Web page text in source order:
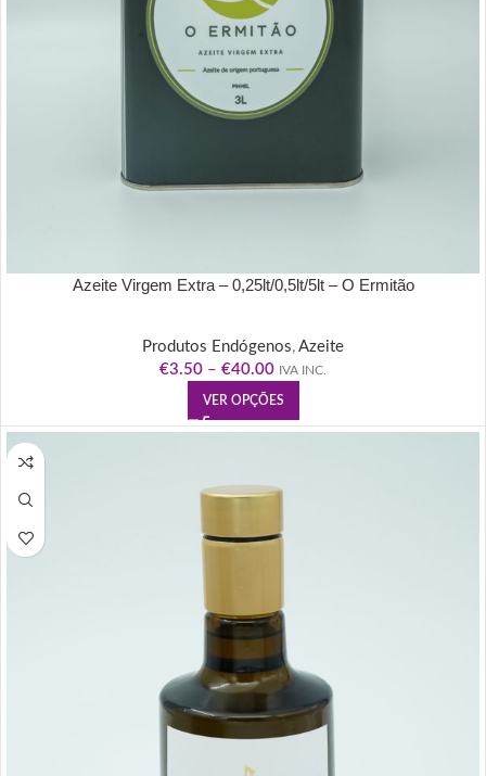
Azeite Virgem Extra – 0,25lt/0,5lt/5lt – O Ermitão
Produtos Endógenos, Azeite
€3.50 – €40.00 IVA INC.
VER OPÇÕES